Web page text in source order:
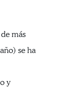
más
se ha
y